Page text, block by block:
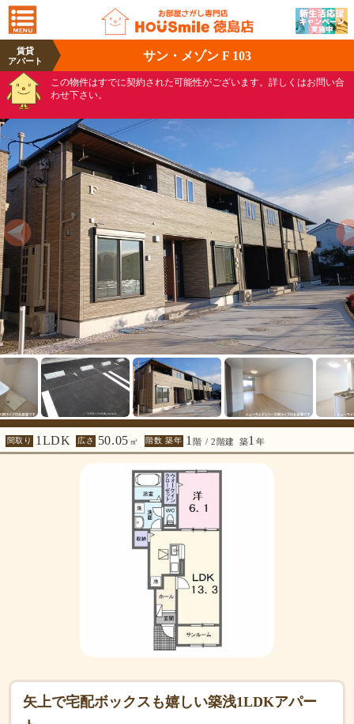
賃貸
アパート
サン・メゾン F 103
この物件はすでに契約された可能性がございます。詳しくはお問い合
わせ下さい。
間取り 1LDK 広さ 50.05 ㎡ 階数 築年 1 階 / 2階建 築1 年
矢上で宅配ボックスも嬉しい築浅1LDKアパー